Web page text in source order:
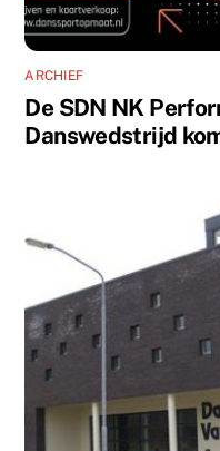
ARCHIEF
De SDN NK
Danswedstrijd